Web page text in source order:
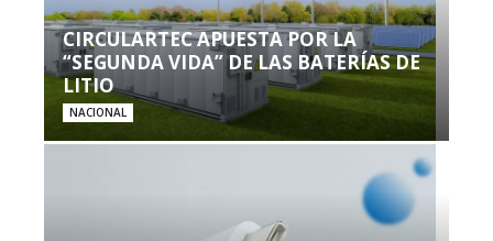
CIRCULARTEC APUESTA POR LA
“SEGUNDA VIDA” DE LAS BATERÍAS DE
LITIO
NACIONAL